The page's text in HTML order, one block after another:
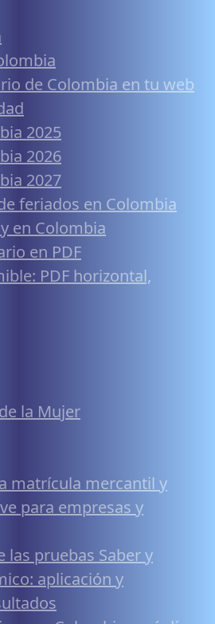
de Colombia en tu web
2025
2026
2027
feriados en Colombia
en Colombia
en PDF
PDF horizontal,
la Mujer
matrícula mercantil y
para empresas y
las pruebas Saber y
aplicación y